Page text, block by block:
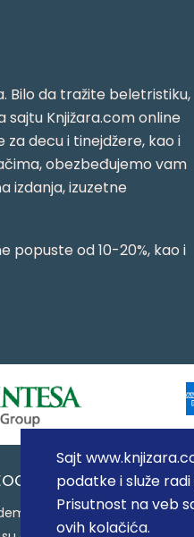
Sajt
podatke i služe
Prisutnost na veb
ovih kolačića.
Bilo da tražite beletristiku,
sajtu Knjižara.com online
decu i tinejdžere, kao i
obezbeđujemo vam
izdanja, izuzetne
popuste od 10-20%, kao i
(NOVI BEOGRAD),
što precizniji u opisu